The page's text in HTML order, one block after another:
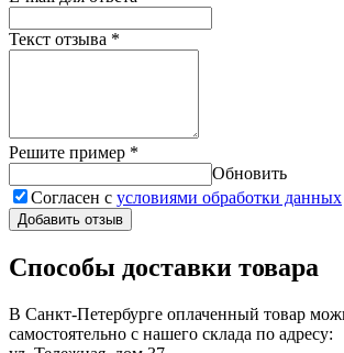
Текст отзыва *
Решите пример *
Обновить
Согласен с условиями обработки данных
Добавить отзыв
Способы доставки товара
В Санкт-Петербурге оплаченный товар
самостоятельно с нашего склада по адресу: